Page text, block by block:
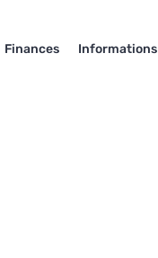
Finances Informations